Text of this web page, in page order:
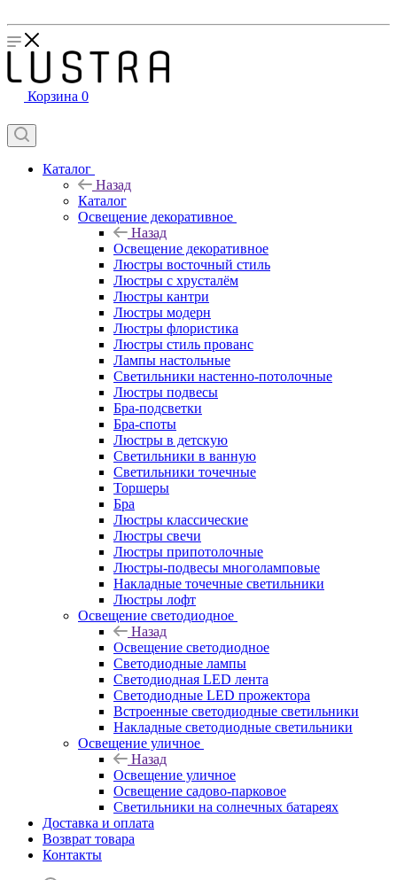
Корзина 0
Каталог
Назад
Каталог
Освещение декоративное
Назад
Освещение декоративное
Люстры восточный стиль
Люстры с хрусталём
Люстры кантри
Люстры модерн
Люстры флористика
Люстры стиль прованс
Лампы настольные
Светильники настенно-потолочные
Люстры подвесы
Бра-подсветки
Бра-споты
Люстры в детскую
Светильники в ванную
Светильники точечные
Торшеры
Бра
Люстры классические
Люстры свечи
Люстры припотолочные
Люстры-подвесы многоламповые
Накладные точечные светильники
Люстры лофт
Освещение светодиодное
Назад
Освещение светодиодное
Светодиодные лампы
Светодиодная LED лента
Светодиодные LED прожектора
Встроенные светодиодные светильники
Накладные светодиодные светильники
Освещение уличное
Назад
Освещение уличное
Освещение садово-парковое
Светильники на солнечных батареях
Доставка и оплата
Возврат товара
Контакты